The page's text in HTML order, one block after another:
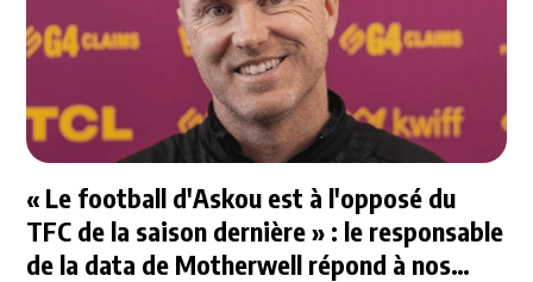
« Le football d'Askou est à l'opposé du
TFC de la saison dernière » : le responsable
de la data de Motherwell répond à nos